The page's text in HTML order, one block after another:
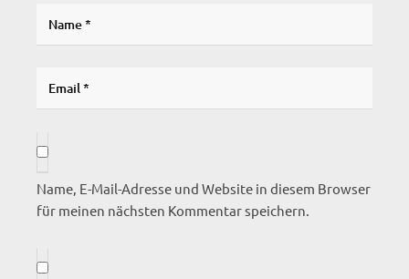
Name, E-Mail-Adresse und Website in diesem Browser
für meinen nächsten Kommentar speichern.